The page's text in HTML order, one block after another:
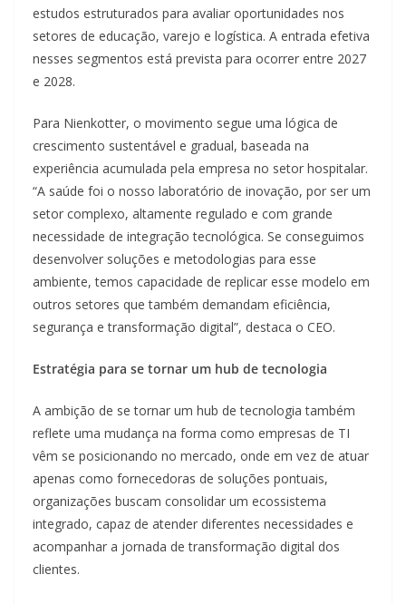
estudos estruturados para avaliar oportunidades nos
setores de educação, varejo e logística. A entrada efetiva
nesses segmentos está prevista para ocorrer entre 2027
e 2028.
Para Nienkotter, o movimento segue uma lógica de
crescimento sustentável e gradual, baseada na
experiência acumulada pela empresa no setor hospitalar.
“A saúde foi o nosso laboratório de inovação, por ser um
setor complexo, altamente regulado e com grande
necessidade de integração tecnológica. Se conseguimos
desenvolver soluções e metodologias para esse
ambiente, temos capacidade de replicar esse modelo em
outros setores que também demandam eficiência,
segurança e transformação digital”, destaca o CEO.
Estratégia para se tornar um hub de tecnologia
A ambição de se tornar um hub de tecnologia também
reflete uma mudança na forma como empresas de TI
vêm se posicionando no mercado, onde em vez de atuar
apenas como fornecedoras de soluções pontuais,
organizações buscam consolidar um ecossistema
integrado, capaz de atender diferentes necessidades e
acompanhar a jornada de transformação digital dos
clientes.